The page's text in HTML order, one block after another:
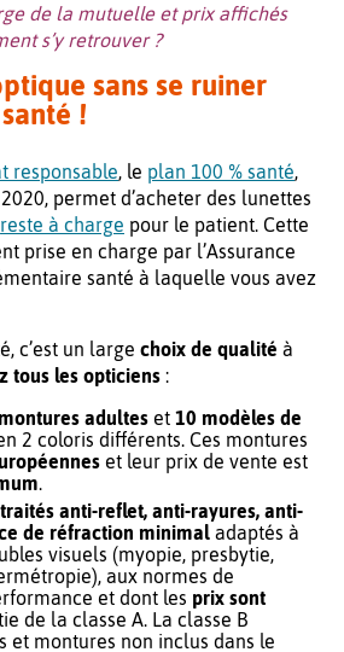
de la mutuelle et prix affichés
s’y retrouver ?
sans se ruiner
!
responsable, le plan 100 % santé,
permet d’acheter des lunettes
reste à charge pour le patient. Cette
prise en charge par l’Assurance
santé à laquelle vous avez
c’est un large choix de qualité à
tous les opticiens :
adultes et 10 modèles de
2 coloris différents. Ces montures
et leur prix de vente est
.
traités anti-reflet, anti-rayures, anti-
de réfraction minimal adaptés à
visuels (myopie, presbytie,
aux normes de
et dont les prix sont
de la classe A. La classe B
et montures non inclus dans le